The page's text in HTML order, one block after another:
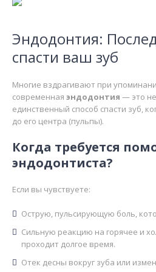
Эндодонтия:
спасти ваш зуб
Многие вздрагивают при
современнаяэндодонтия — это
единственный способ спасти зуб,
до его центра (пульпы).
Когда требуется
эндодонтиста?
Если вы чувствуете:
Острую, пульсирующую боль,
Сильную реакцию на горячее и
проходит долгое время.
Отек десны вокруг зуба или